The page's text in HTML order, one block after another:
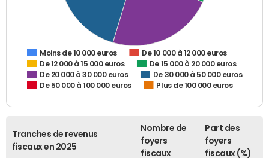
Moins de 10 000 euros
De 10 000 à 12 000 euros
De 12 000 à 15 000 euros
De 15 000 à 20 000 euros
De 20 000 à 30 000 euros
De 30 000 à 50 000 euros
De 50 000 à 100 000 euros
Plus de 100 000 euros
Tranches de revenus
fiscaux en 2025
Nombre de
foyers
fiscaux
Part des
foyers
fiscaux (%)